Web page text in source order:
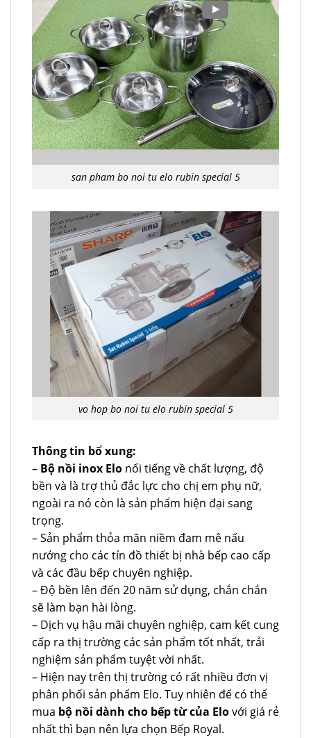
san pham bo noi tu elo rubin special 5
vo hop bo noi tu elo rubin special 5
Thông tin bổ xung:
– Bộ nồi inox Elo nổi tiếng về chất lượng, độ
bền và là trợ thủ đắc lực cho chị em phụ nữ,
ngoài ra nó còn là sản phẩm hiện đại sang
trọng.
– Sản phẩm thỏa mãn niềm đam mê nấu
nướng cho các tín đồ thiết bị nhà bếp cao cấp
và các đầu bếp chuyên nghiệp.
– Độ bền lên đến 20 năm sử dụng, chắn chắn
sẽ làm bạn hài lòng.
– Dịch vụ hậu mãi chuyên nghiệp, cam kết cung
cấp ra thị trường các sản phẩm tốt nhất, trải
nghiệm sản phẩm tuyệt vời nhất.
– Hiện nay trên thị trường có rất nhiều đơn vị
phân phối sản phẩm Elo. Tuy nhiên để có thể
mua bộ nồi dành cho bếp từ của Elovới giá rẻ
nhất thì bạn nên lựa chọn Bếp Royal.